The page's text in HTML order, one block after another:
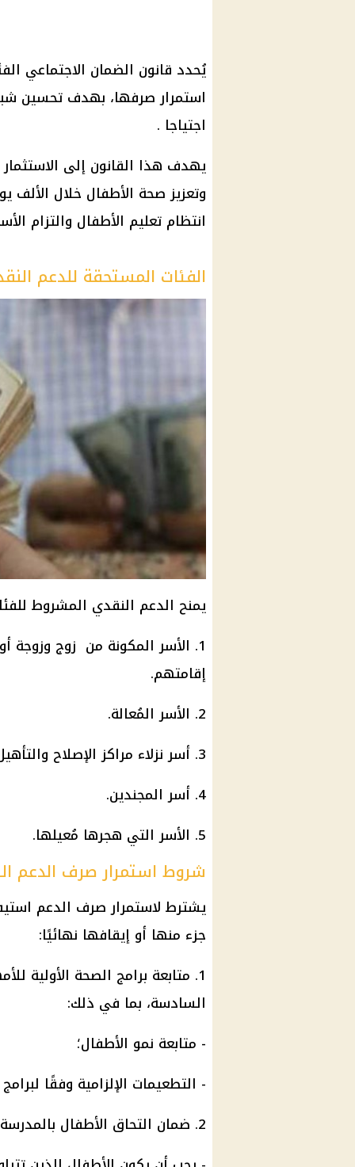
يُحدد قانون الضمان الاجتماعي
استمرار صرفها، بهدف تحسين
اجتياجا .
يهدف هذا القانون إلى
وتعزيز صحة الأطفال خلال
انتظام تعليم الأطفال والتزام
الفئات المستحقة للدعم
يمنح الدعم النقدي المشروط
1. الأسر المكونة من زوج وزوجة
إقامتهم.
2. الأسر المُعالة.
3. أسر نزلاء مراكز الإصلاح والتأهيل.
4. أسر المجندين.
5. الأسر التي هجرها مُعيلها.
شروط استمرار صرف الدعم
يشترط لاستمرار صرف الدعم
جزء منها أو إيقافها نهائيًا:
1. متابعة برامج الصحة الأولية
السادسة، بما في ذلك:
- متابعة نمو الأطفال؛
- التطعيمات الإلزامية وفقًا
2. ضمان التحاق الأطفال بالمدرسة: